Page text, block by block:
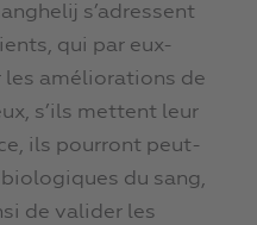
s’adressent
qui par eux-
améliorations de
s’ils mettent leur
ils pourront peut-
du sang,
de valider les